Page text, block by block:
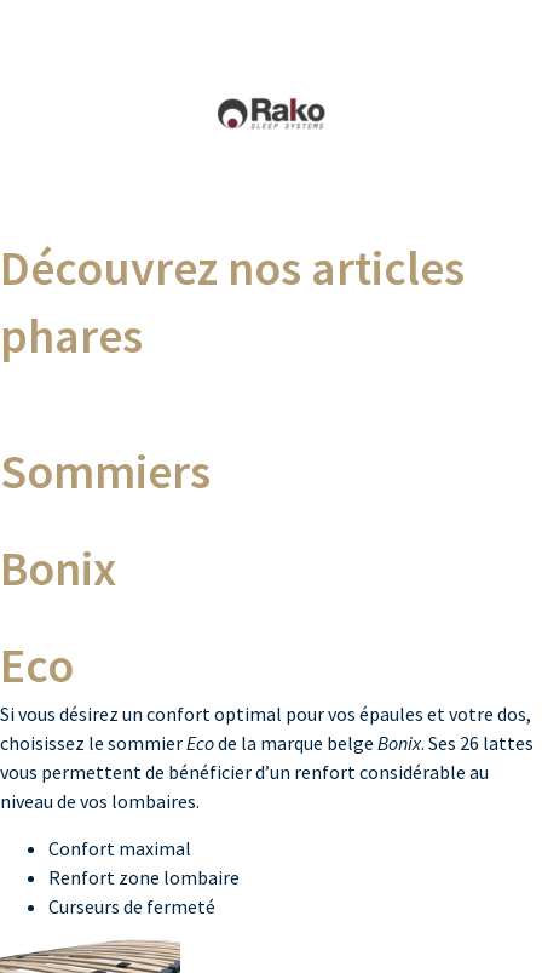
Découvrez nos articles
phares
Sommiers
Bonix
Eco
Si vous désirez un confort optimal pour vos épaules et votre dos,
choisissez le sommierEcode la marque belge Bonix. Ses 26 lattes
vous permettent de bénéficier d’un renfort considérable au
niveau de vos lombaires.
Confort maximal
Renfort zone lombaire
Curseurs de fermeté